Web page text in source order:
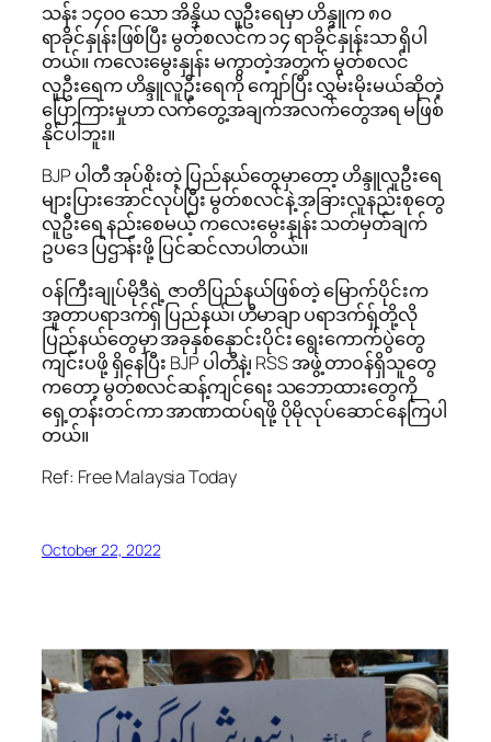
သန်း ၁၄၀၀ သော အိန္ဒိယ လူဦးရေမှာ ဟိန္ဒူက ၈၀
ရာခိုင်နှုန်းဖြစ်ပြီး မွတ်စလင်က ၁၄ ရာခိုင်နှုန်းသာ ရှိပါ
တယ်။ ကလေးမွေးနှုန်း မကွာတဲ့အတွက် မွတ်စလင်
လူဦးရေက ဟိန္ဒူလူဦးရေကို ကျော်ပြီး လွှမ်းမိုးမယ်ဆိုတဲ့
ပြောကြားမှုဟာ လက်တွေ့အချက်အလက်တွေအရ မဖြစ်
နိုင်ပါဘူး။
BJP ပါတီ အုပ်စိုးတဲ့ ပြည်နယ်တွေမှာတော့ ဟိန္ဒူလူဦးရေ
များပြားအောင်လုပ်ပြီး မွတ်စလင်နဲ့ အခြားလူနည်းစုတွေ
လူဦးရေ နည်းစေမယ့် ကလေးမွေးနှုန်း သတ်မှတ်ချက်
ဥပဒေ ပြဌာန်းဖို့ ပြင်ဆင်လာပါတယ်။
၀န်ကြီးချုပ်မိုဒီရဲ့ ဇာတိပြည်နယ်ဖြစ်တဲ့ မြောက်ပိုင်းက
အူတာပရာဒက်ရှ် ပြည်နယ်၊ ဟီမာချာ ပရာဒက်ရှ်တို့လို
ပြည်နယ်တွေမှာ အခုနှစ်နှောင်းပိုင်း ရွေးကောက်ပွဲတွေ
ကျင်းပဖို့ ရှိနေပြီး BJP ပါတီနဲ့၊ RSS အဖွဲ့ တာ၀န်ရှိသူတွေ
ကတော့ မွတ်စလင်ဆန့်ကျင်ရေး သဘောထားတွေကို
ရှေ့တန်းတင်ကာ အာဏာထပ်ရဖို့ ပိုမိုလုပ်ဆောင်နေကြပါ
တယ်။
Ref: Free Malaysia Today
October 22, 2022